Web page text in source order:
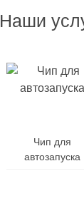
Наши
Чип для
автозапуска